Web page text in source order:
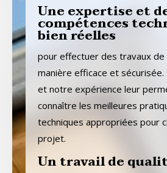
Une expertise et
compétences
bien réelles
pour effectuer des travaux
manière efficace et
et notre expérience leur
connaître les meilleures
techniques appropriées pour
projet.
Un travail de